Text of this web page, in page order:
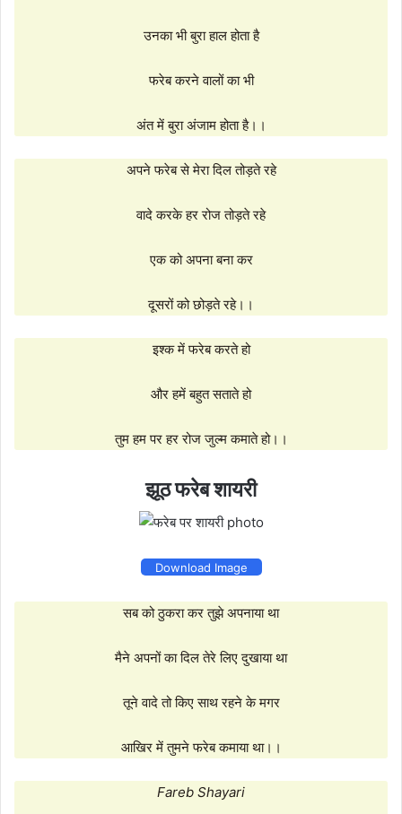
उनका भी बुरा हाल होता है
फरेब करने वालों का भी
अंत में बुरा अंजाम होता है।।
अपने फरेब से मेरा दिल तोड़ते रहे
वादे करके हर रोज तोड़ते रहे
एक को अपना बना कर
दूसरों को छोड़ते रहे।।
इश्क में फरेब करते हो
और हमें बहुत सताते हो
तुम हम पर हर रोज जुल्म कमाते हो।।
झूठ फरेब शायरी
Download Image
सब को ठुकरा कर तुझे अपनाया था
मैने अपनों का दिल तेरे लिए दुखाया था
तूने वादे तो किए साथ रहने के मगर
आखिर में तुमने फरेब कमाया था।।
Fareb Shayari